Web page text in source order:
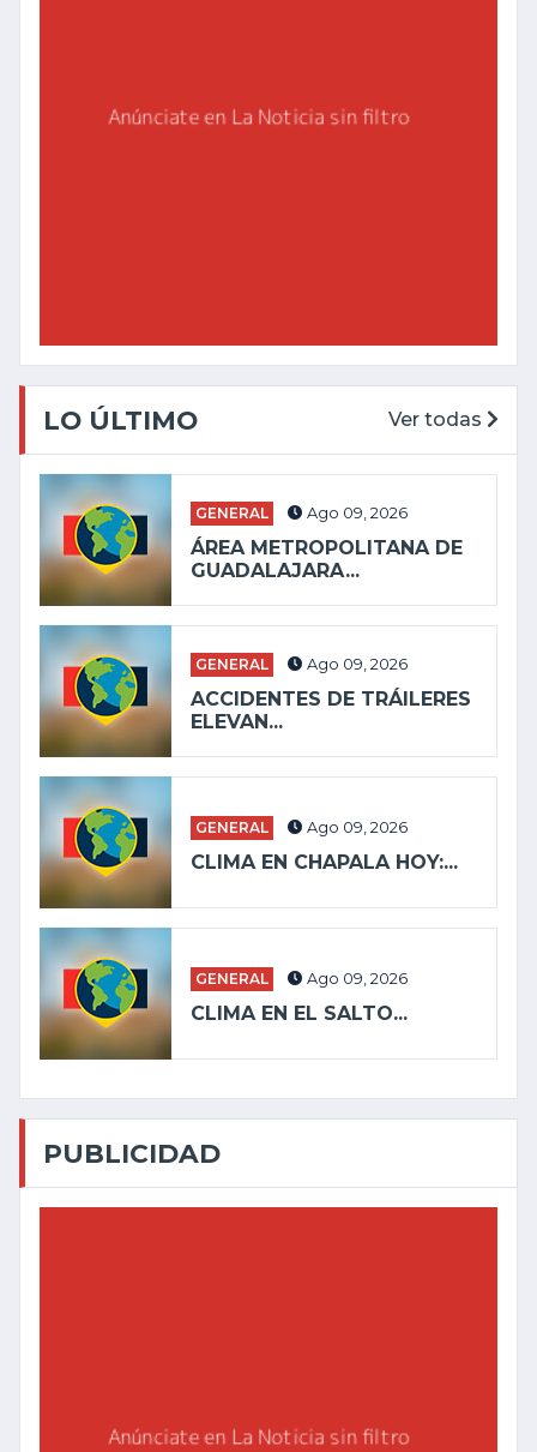
LO ÚLTIMO Ver todas
GENERAL Ago 09, 2026
ÁREA METROPOLITANA DE
GUADALAJARA...
GENERAL Ago 09, 2026
ACCIDENTES DE TRÁILERES
ELEVAN...
GENERAL Ago 09, 2026
CLIMA EN CHAPALA HOY:...
GENERAL Ago 09, 2026
CLIMA EN EL SALTO...
PUBLICIDAD